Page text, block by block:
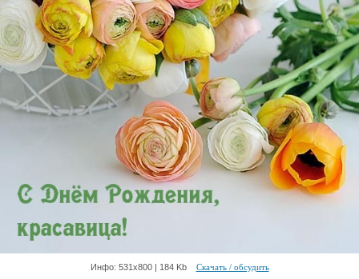
Инфо: 531х800 | 184 Kb Скачать / обсудить